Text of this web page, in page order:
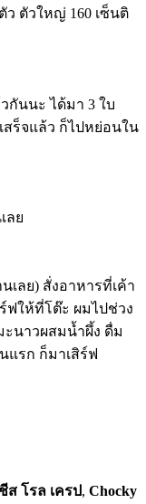
ว ตัวใหญ่ 160 เซ็นติ
กันนะ ได้มา 3 ใบ
สร็จแล้ว ก็ไปหย่อนใน
ลย
ลย) สั่งอาหารที่เค้า
ฟให้ที่โต๊ะ ผมไปช่วง
ะนาวผสมน้ำผึ้ง ดื่ม
แรก ก็มาเสิร์ฟ
ส โรล เครป,​ Chocky